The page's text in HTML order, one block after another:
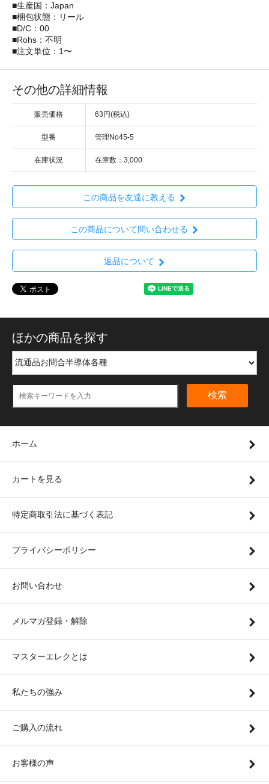
■生産国：Japan
■梱包状態：リール
■D/C：00
■Rohs：不明
■注文単位：1〜
その他の詳細情報
販売価格 63円(税込)
型番 管理No45-5
在庫状況 在庫数：3,000
この商品を友達に教える
この商品について問い合わせる
返品について
ほかの商品を探す
検索
ホーム
カートを見る
特定商取引法に基づく表記
プライバシーポリシー
お問い合わせ
メルマガ登録・解除
マスターエレクとは
私たちの強み
ご購入の流れ
お客様の声